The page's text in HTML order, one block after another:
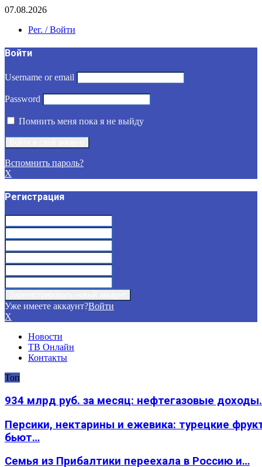
07.08.2026
Рег. / Войти
Войти
Username or email
Password
Помнить меня пока я не выйду
Вспомнить пароль?
X
Регистрация
Уже имеете аккаунт?Войти
X
Новости
ТВ Онлайн
Контакты
Топ
934 млрд руб. за месяц: нефтегазовые
Персики, нектарины и ежевика: турецкие
бьют…
Семья из Прибалтики переехала в Россию и…